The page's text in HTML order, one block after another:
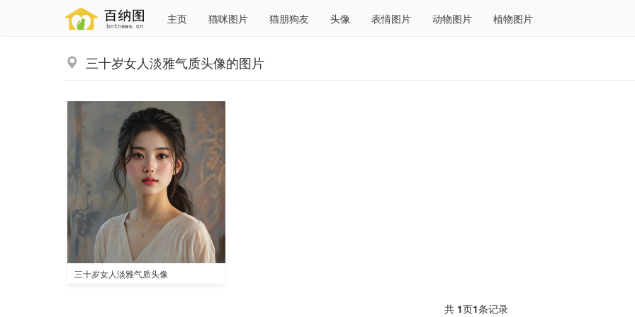
主页 猫咪图片 猫朋狗友 头像 表情图片 动物图片 植物图片
三十岁女人淡雅气质头像的图片
三十岁女人淡雅气质头像
共 1页1条记录